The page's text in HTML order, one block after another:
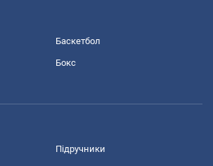
Баскетбол
Бокс
Підручники